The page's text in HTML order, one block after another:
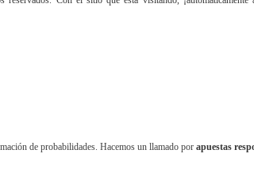
de probabilidades. Hacemos un llamado por apuestas